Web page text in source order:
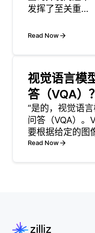
发挥了至关重要
供对系统性能和
化。当多个查询
们可能会争夺
CPU、内存和
I/O 等资源，从
而导致性能瓶颈
或服务下降。可
观察性工具帮助
Read Now
视觉语言模
答（VQA）？
“是的，视觉语
问答（VQA）。
要根据给定的图
型结合了视觉信
Read Now